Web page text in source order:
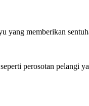
yang memberikan
perosotan pelangi